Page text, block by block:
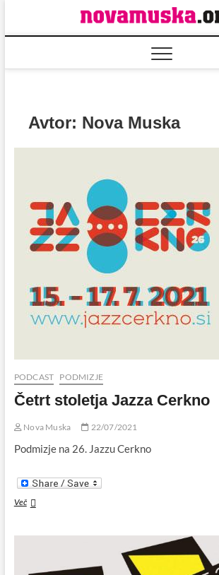
content
Avtor: Nova Muska
PODCAST PODMIZJE
Četrt stoletja Jazza Cerkno
Nova Muska 22/07/2021
Podmizje na 26. Jazzu Cerkno
VečČetrt